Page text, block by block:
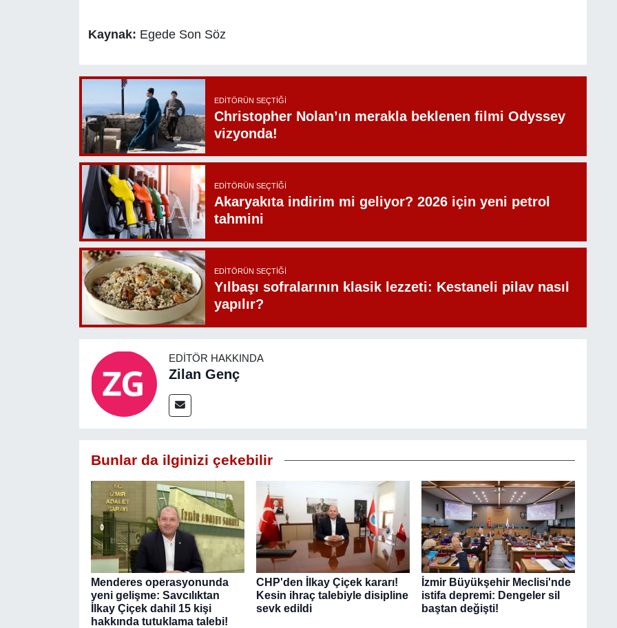
Kaynak: Egede Son Söz
EDITÖRÜN SEÇTIĞI
Christopher Nolan’ın merakla beklenen filmi Odyssey
vizyonda!
EDITÖRÜN SEÇTIĞI
Akaryakıta indirim mi geliyor? 2026 için yeni petrol
tahmini
EDITÖRÜN SEÇTIĞI
Yılbaşı sofralarının klasik lezzeti: Kestaneli pilav nasıl
yapılır?
EDITÖR HAKKINDA
Zilan Genç
Bunlar da ilginizi çekebilir
Menderes operasyonunda
yeni gelişme: Savcılıktan
İlkay Çiçek dahil 15 kişi
hakkında tutuklama talebi!
CHP'den İlkay Çiçek kararı!
Kesin ihraç talebiyle disipline
sevk edildi
İzmir Büyükşehir Meclisi'nde
istifa depremi: Dengeler sil
baştan değişti!